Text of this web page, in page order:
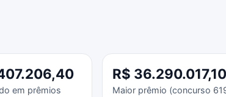
em prêmios
R$ 36.290.017,10
Maior prêmio (concurso